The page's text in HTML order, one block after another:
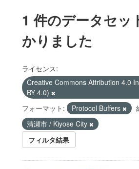
1 件のデータセッ
かりました
ライセンス:
Creative Commons Attribution 4.0
BY 4.0)
フォーマット:
Protocol Buffers
清瀬市 / Kiyose City
フィルタ結果